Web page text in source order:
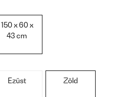
150 x 60 x
43 cm
Ezüst Zöld